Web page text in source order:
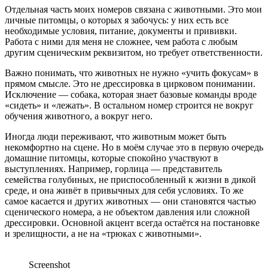
Отдельная часть моих номеров связана с животными. Это мои
личные питомцы, о которых я забочусь: у них есть все
необходимые условия, питание, документы и прививки.
Работа с ними для меня не сложнее, чем работа с любым
другим сценическим реквизитом, но требует ответственности.
Важно понимать, что животных не нужно «учить фокусам» в
прямом смысле. Это не дрессировка в цирковом понимании.
Исключение — собака, которая знает базовые команды вроде
«сидеть» и «лежать». В остальном номер строится не вокруг
обучения животного, а вокруг него.
Иногда люди переживают, что животным может быть
некомфортно на сцене. Но в моём случае это в первую очередь
домашние питомцы, которые спокойно участвуют в
выступлениях. Например, горлица — представитель
семейства голубиных, не приспособленный к жизни в дикой
среде, и она живёт в привычных для себя условиях. То же
самое касается и других животных — они становятся частью
сценического номера, а не объектом давления или сложной
дрессировки. Основной акцент всегда остаётся на постановке
и зрелищности, а не на «трюках с животными».
Screenshot